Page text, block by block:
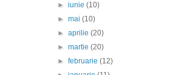
►iunie(10)
►mai(10)
►aprilie(20)
►martie(20)
►februarie(12)